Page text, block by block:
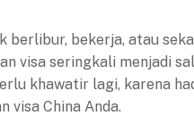
berlibur, bekerja, atau
visa seringkali menjadi
khawatir lagi, karena
visa China Anda.